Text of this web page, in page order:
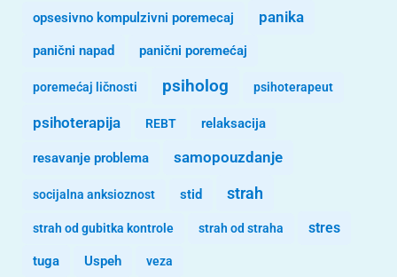
opsesivno kompulzivni poremecaj panika
panični napad panični poremećaj
poremećaj ličnosti psiholog psihoterapeut
psihoterapija REBT relaksacija
resavanje problema samopouzdanje
socijalna anksioznost stid strah
strah od gubitka kontrole strah od straha stres
tuga Uspeh veza